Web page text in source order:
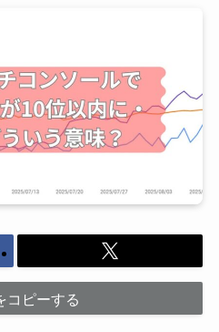
コピーする